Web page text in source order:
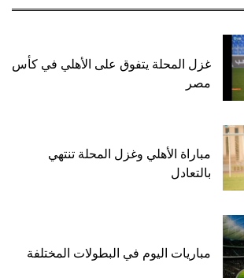
غزل المحلة يتفوق على الأهلي في كأس
مصر
مباراة الأهلي وغزل المحلة تنتهي
بالتعادل
مباريات اليوم في البطولات المختلفة